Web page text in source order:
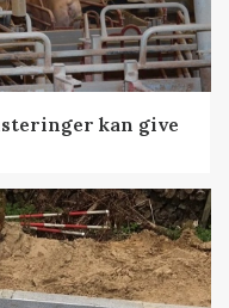
kan give